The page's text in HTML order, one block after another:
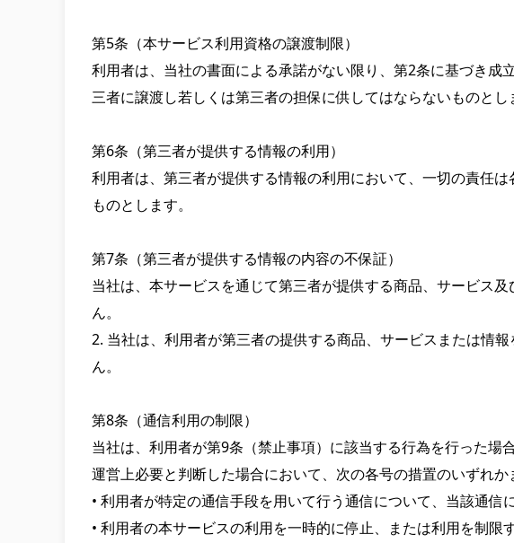
第5条（本サービス利用資格の譲渡制限）
利用者は、当社の書面による承諾がない限り、第2条に基づき
三者に譲渡し若しくは第三者の担保に供してはならないものとし
第6条（第三者が提供する情報の利用）
利用者は、第三者が提供する情報の利用において、一切の責任
ものとします。
第7条（第三者が提供する情報の内容の不保証）
当社は、本サービスを通じて第三者が提供する商品、サービス
ん。
2. 当社は、利用者が第三者の提供する商品、サービスまたは情
ん。
第8条（通信利用の制限）
当社は、利用者が第9条（禁止事項）に該当する行為を行った
運営上必要と判断した場合において、次の各号の措置のいずれ
• 利用者が特定の通信手段を用いて行う通信について、当該通信
• 利用者の本サービスの利用を一時的に停止、または利用を制限